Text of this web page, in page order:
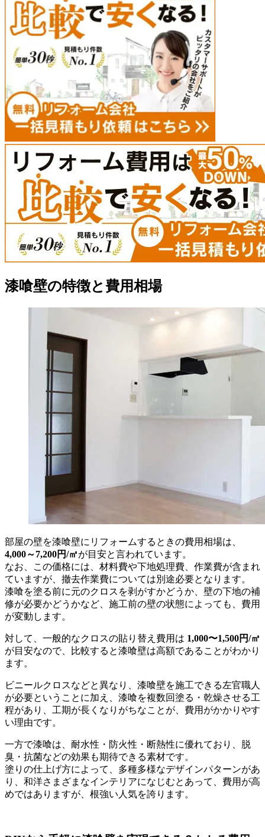
漆喰壁の特徴と費用相場
部屋の壁を漆喰壁にリフォームするときの費用相場は、
4,000～7,200円/㎡が目安と言われています。
なお、この価格には、材料費や下地処理費、作業費が含まれ
ていますが、撤去作業費については別途必要となります。
漆喰を塗る前に元のクロスを剥がすかどうか、壁の下地の補
修が必要かどうかなど、施工前の壁の状態によっても、費用
が変動します。
対して、一般的なクロスの貼り替え費用は 1,000〜1,500円/㎡
が目安なので、比較すると漆喰壁は高額であることがわかり
ます。
ビニールクロスなどと異なり、漆喰壁を施工できる左官職人
が必要ということに加え、漆喰を複数回塗る・乾燥させる工
程があり、工期が長くなりがちなことが、費用がかかりやす
い理由です。
一方で漆喰は、耐水性・防火性・断熱性に優れており、脱
臭・抗菌などの効果も期待できる素材です。
塗りの仕上げ方によって、多種多様なデザインパターンがあ
り、和洋さまざまなインテリアになじむとあって、費用が高
めではありますが、根強い人気を誇ります。